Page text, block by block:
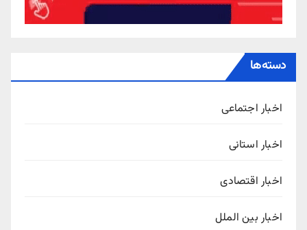
دسته‌ها
اخبار اجتماعی
اخبار استانی
اخبار اقتصادی
اخبار بین الملل